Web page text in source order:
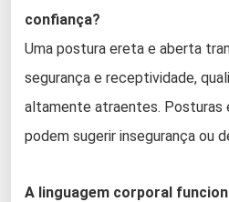
confiança?
Uma postura ereta e aberta
segurança e receptividade,
altamente atraentes. Posturas
podem sugerir insegurança ou
A linguagem corporal